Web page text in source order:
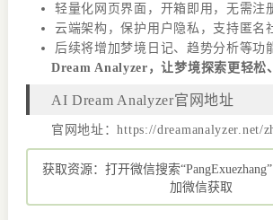
轻量化网页界面，开箱即用，无需注
云端架构，保护用户隐私，支持匿名
后续将增加梦境日记、趋势分析等功
Dream Analyzer，让梦境探索更轻松
AI Dream Analyzer官网地址
官网地址：https://dreamanalyzer.net/
获取资源：打开微信搜索
加微信获取